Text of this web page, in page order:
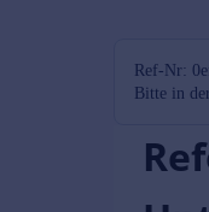
Ref-Nr:
Bitte in